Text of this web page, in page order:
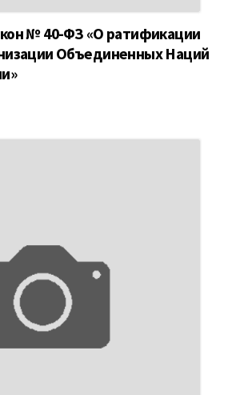
№ 40-ФЗ «О ратификации
Объединенных Наций